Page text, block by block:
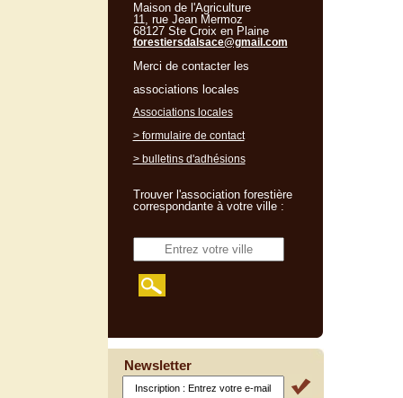
Maison de l'Agriculture
11, rue Jean Mermoz
68127 Ste Croix en Plaine
forestiersdalsace@gmail.com
Merci de contacter les
associations locales
Associations locales
> formulaire de contact
> bulletins d'adhésions
Trouver l'association forestière
correspondante à votre ville :
Newsletter